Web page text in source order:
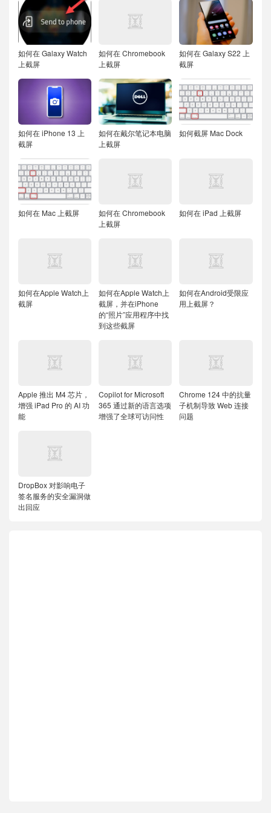
如何在 Galaxy Watch
上截屏
如何在 Chromebook
上截屏
如何在 Galaxy S22 上
截屏
如何在 iPhone 13 上
截屏
如何在戴尔笔记本电脑
上截屏
如何截屏 Mac Dock
如何在 Mac 上截屏
如何在 Chromebook
上截屏
如何在 iPad 上截屏
如何在Apple Watch上
截屏
如何在Apple Watch上
截屏，并在iPhone
的“照片”应用程序中找
到这些截屏
如何在Android受限应
用上截屏？
Apple 推出 M4 芯片，
增强 iPad Pro 的 AI 功
能
Copilot for Microsoft
365 通过新的语言选项
增强了全球可访问性
Chrome 124 中的抗量
子机制导致 Web 连接
问题
DropBox 对影响电子
签名服务的安全漏洞做
出回应